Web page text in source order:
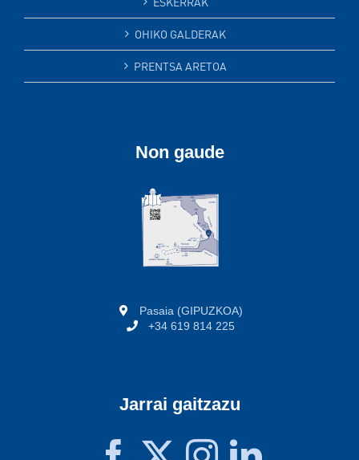
OHIKO GALDERAK
PRENTSA ARETOA
Non gaude
Pasaia (GIPUZKOA)
+34 619 814 225
Jarrai gaitzazu